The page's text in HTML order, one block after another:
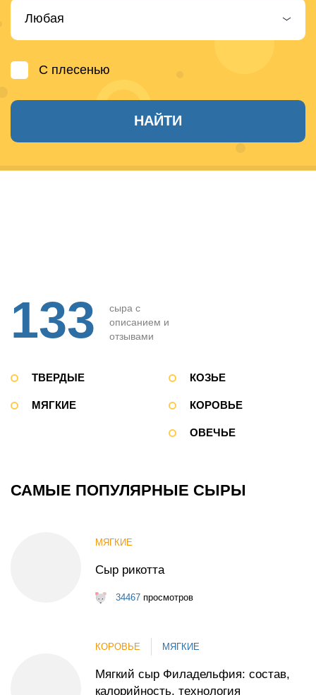
С плесенью
НАЙТИ
133
сыра с
описанием и
отзывами
ТВЕРДЫЕ
МЯГКИЕ
КОЗЬЕ
КОРОВЬЕ
ОВЕЧЬЕ
САМЫЕ ПОПУЛЯРНЫЕ СЫРЫ
МЯГКИЕ
Сыр рикотта
34467 просмотров
КОРОВЬЕ МЯГКИЕ
Мягкий сыр Филадельфия: состав,
калорийность, технология